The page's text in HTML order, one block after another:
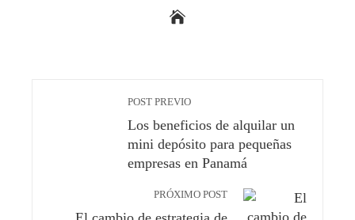
POST PREVIO
Los beneficios de alquilar un
mini depósito para pequeñas
empresas en Panamá
PRÓXIMO POST